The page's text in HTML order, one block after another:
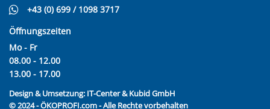
+43 (0) 699 / 1098 3717
Öffnungszeiten
Mo - Fr
08.00 - 12.00
13.00 - 17.00
Design & Umsetzung: IT-Center & Kubid GmbH
© 2024 - ÖKOPROFI.com - Alle Rechte vorbehalten